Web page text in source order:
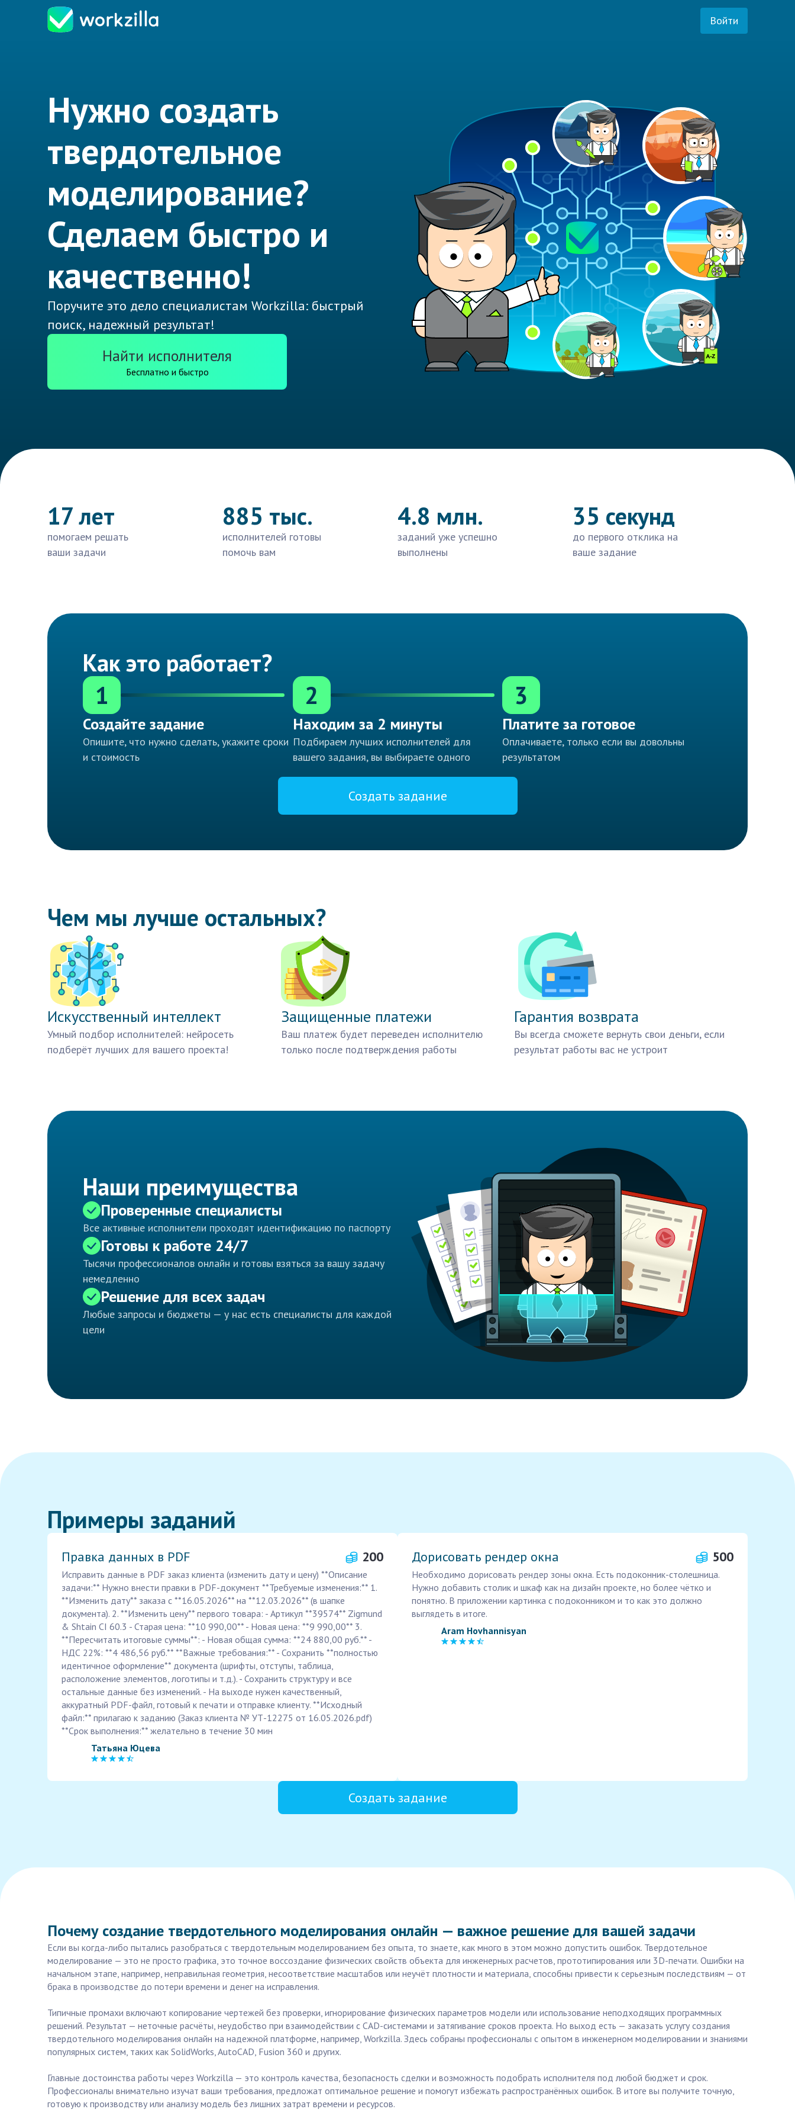
Войти
Нужно создать
твердотельное
моделирование?
Сделаем быстро и
качественно!
Поручите это дело специалистам Workzilla: быстрый
поиск, надежный результат!
Найти исполнителя
Бесплатно и быстро
17 лет
помогаем решать
ваши задачи
885 тыс.
исполнителей готовы
помочь вам
4.8 млн.
заданий уже успешно
выполнены
35 секунд
до первого отклика на
ваше задание
Как это работает?
1
Создайте задание
Опишите, что нужно сделать, укажите сроки
и стоимость
2
Находим за 2 минуты
Подбираем лучших исполнителей для
вашего задания, вы выбираете одного
3
Платите за готовое
Оплачиваете, только если вы довольны
результатом
Создать задание
Чем мы лучше остальных?
Искусственный интеллект
Умный подбор исполнителей: нейросеть
подберёт лучших для вашего проекта!
Защищенные платежи
Ваш платеж будет переведен исполнителю
только после подтверждения работы
Гарантия возврата
Вы всегда сможете вернуть свои деньги, если
результат работы вас не устроит
Наши преимущества
Проверенные специалисты
Все активные исполнители проходят идентификацию по паспорту
Готовы к работе 24/7
Тысячи профессионалов онлайн и готовы взяться за вашу задачу
немедленно
Решение для всех задач
Любые запросы и бюджеты — у нас есть специалисты для каждой
цели
Примеры заданий
Правка данных в PDF 200
Исправить данные в PDF заказ клиента (изменить дату и цену) **Описание
задачи:** Нужно внести правки в PDF-документ **Требуемые изменения:** 1.
**Изменить дату** заказа с **16.05.2026** на **12.03.2026** (в шапке
документа). 2. **Изменить цену** первого товара: - Артикул **39574** Zigmund
& Shtain CI 60.3 - Старая цена: **10 990,00** - Новая цена: **9 990,00** 3.
**Пересчитать итоговые суммы**: - Новая общая сумма: **24 880,00 руб.** -
НДС 22%: **4 486,56 руб.** **Важные требования:** - Сохранить **полностью
идентичное оформление** документа (шрифты, отступы, таблица,
расположение элементов, логотипы и т.д.). - Сохранить структуру и все
остальные данные без изменений. - На выходе нужен качественный,
аккуратный PDF-файл, готовый к печати и отправке клиенту. **Исходный
файл:** прилагаю к заданию (Заказ клиента № УТ-12275 от 16.05.2026.pdf)
**Срок выполнения:** желательно в течение 30 мин
Татьяна Юцева
Дорисовать рендер окна 500
Необходимо дорисовать рендер зоны окна. Есть подоконник-столешница.
Нужно добавить столик и шкаф как на дизайн проекте, но более чётко и
понятно. В приложении картинка с подоконником и то как это должно
выглядеть в итоге.
Aram Hovhannisyan
Создать задание
Почему создание твердотельного моделирования онлайн — важное решение для вашей задачи
Если вы когда-либо пытались разобраться с твердотельным моделированием без опыта, то знаете, как много в этом можно допустить ошибок. Твердотельное
моделирование — это не просто графика, это точное воссоздание физических свойств объекта для инженерных расчетов, прототипирования или 3D-печати. Ошибки на
начальном этапе, например, неправильная геометрия, несоответствие масштабов или неучёт плотности и материала, способны привести к серьезным последствиям — от
брака в производстве до потери времени и денег на исправления.
Типичные промахи включают копирование чертежей без проверки, игнорирование физических параметров модели или использование неподходящих программных
решений. Результат — неточные расчёты, неудобство при взаимодействии с CAD-системами и затягивание сроков проекта. Но выход есть — заказать услугу создания
твердотельного моделирования онлайн на надежной платформе, например, Workzilla. Здесь собраны профессионалы с опытом в инженерном моделировании и знаниями
популярных систем, таких как SolidWorks, AutoCAD, Fusion 360 и других.
Главные достоинства работы через Workzilla — это контроль качества, безопасность сделки и возможность подобрать исполнителя под любой бюджет и срок.
Профессионалы внимательно изучат ваши требования, предложат оптимальное решение и помогут избежать распространённых ошибок. В итоге вы получите точную,
готовую к производству или анализу модель без лишних затрат времени и ресурсов.